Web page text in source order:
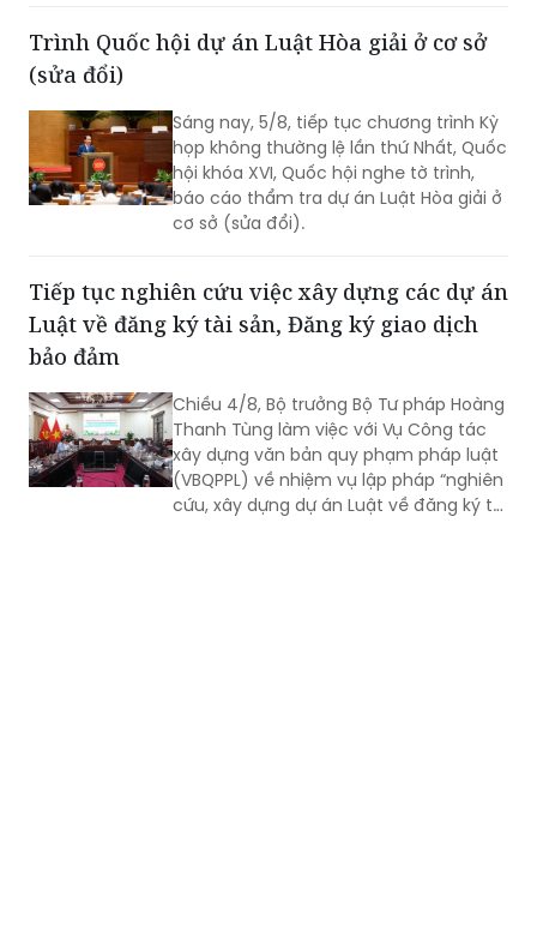
Trình Quốc hội dự án Luật Hòa giải ở cơ sở
(sửa đổi)
Sáng nay, 5/8, tiếp tục chương trình Kỳ
họp không thường lệ lần thứ Nhất, Quốc
hội khóa XVI, Quốc hội nghe tờ trình,
báo cáo thẩm tra dự án Luật Hòa giải ở
cơ sở (sửa đổi).
Tiếp tục nghiên cứu việc xây dựng các dự án
Luật về đăng ký tài sản, Đăng ký giao dịch
bảo đảm
Chiều 4/8, Bộ trưởng Bộ Tư pháp Hoàng
Thanh Tùng làm việc với Vụ Công tác
xây dựng văn bản quy phạm pháp luật
(VBQPPL) về nhiệm vụ lập pháp “nghiên
cứu, xây dựng dự án Luật về đăng ký tài